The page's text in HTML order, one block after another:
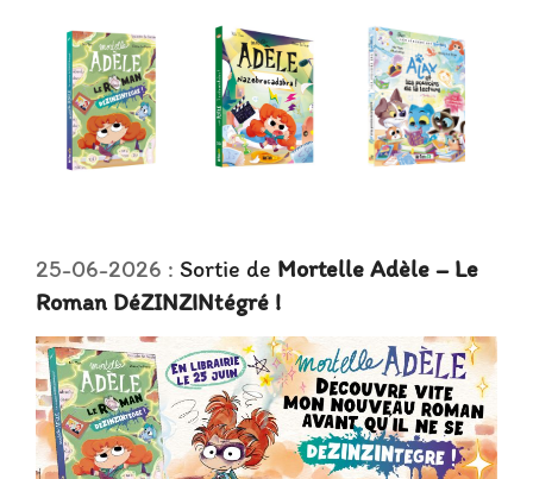
25-06-2026 : Sortie de Mortelle Adèle – Le
Roman DéZINZINtégré !